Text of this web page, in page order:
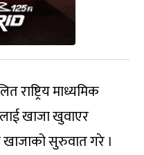
राष्ट्रिय माध्यमिक
खाजा खुवाएर
सुरुवात गरे ।